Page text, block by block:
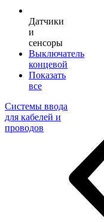
Датчики
и
сенсоры
Выключатель
концевой
Показать
все
Системы ввода
для кабелей и
проводов